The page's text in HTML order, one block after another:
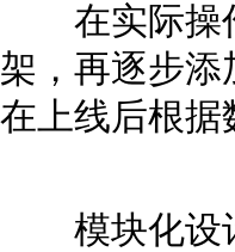
在实际操作
架，再逐步
在上线后根据
模块化设计